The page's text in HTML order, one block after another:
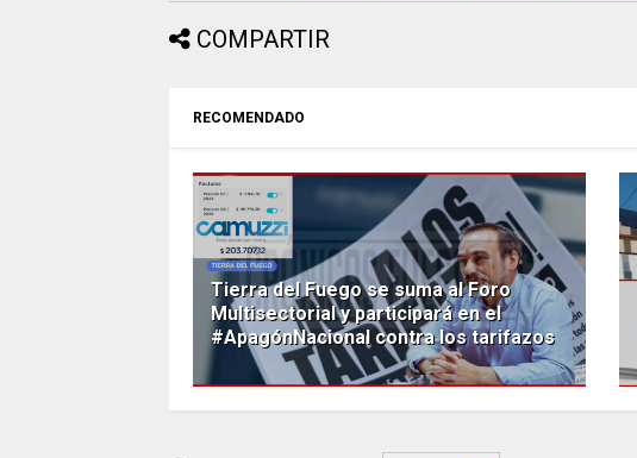
COMPARTIR
RECOMENDADO
Tierra del Fuego se suma al Foro
Multisectorial y participará en el
#ApagónNacional contra los tarifazos